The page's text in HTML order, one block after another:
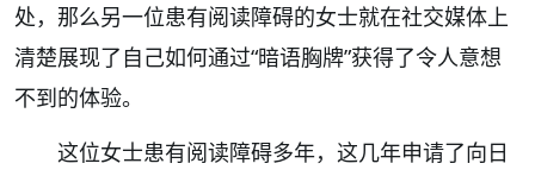
处，那么另一位患有阅读障碍的女士就在社交媒体上
清楚展现了自己如何通过“暗语胸牌”获得了令人意想
不到的体验。
这位女士患有阅读障碍多年，这几年申请了向日